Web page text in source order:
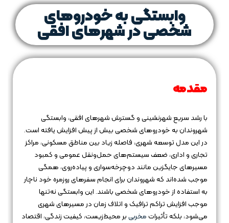
وابستگی به خودروهای
شخصی در شهرهای افقی
مقدمه
با رشد سریع شهرنشینی و گسترش شهرهای افقی، وابستگی
شهروندان به خودروهای شخصی بیش از پیش افزایش یافته است.
در این مدل توسعه شهری، فاصله زیاد بین مناطق مسکونی، مراکز
تجاری و اداری، ضعف سیستم‌های حمل‌ونقل عمومی و کمبود
مسیرهای جایگزین مانند دوچرخه‌سواری و پیاده‌روی، همگی
موجب شده‌اند که شهروندان برای انجام سفرهای روزمره خود ناچار
به استفاده از خودروهای شخصی باشند. این وابستگی نه‌تنها
موجب افزایش تراکم ترافیک و اتلاف زمان در مسیرهای شهری
می‌شود، بلکه تأثیراتمخربیبر محیط‌زیست، کیفیت زندگی، اقتصاد